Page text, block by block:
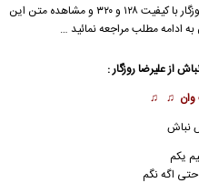
با کیفیت ۱۲۸ و ۳۲۰ و مشاهده متن این
ادامه مطلب مراجعه نمائید …
ازعلیرضا روزگار:
♫ ♫
نباش
یکم
اگه نگم